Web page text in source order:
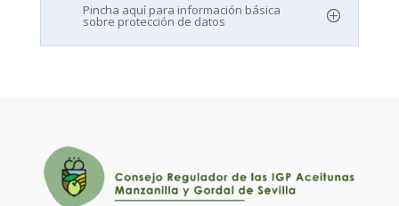
Pincha aquí para información básica
sobre protección de datos